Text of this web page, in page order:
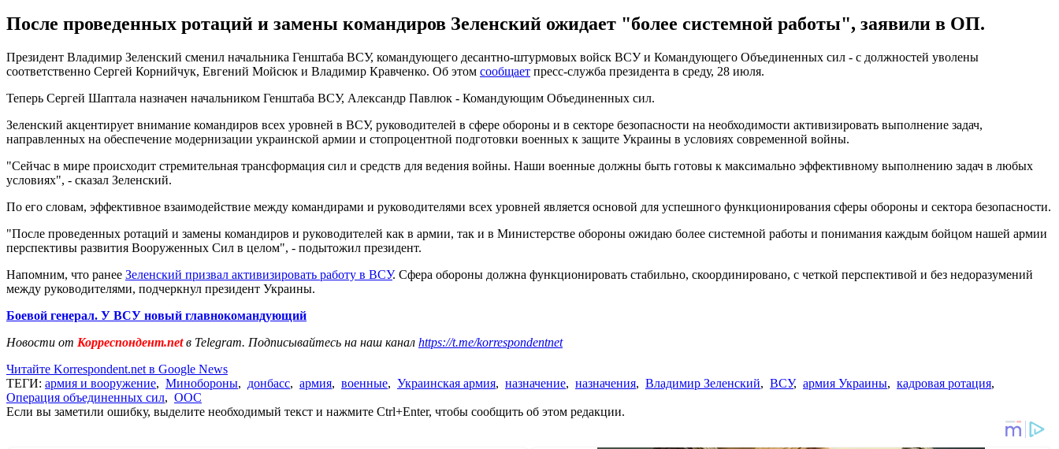
После проведенных ротаций и замены командиров Зеленский ожидает "более системной работы", заявили в ОП.
Президент Владимир Зеленский сменил начальника Генштаба ВСУ, командующего десантно-штурмовых войск ВСУ и Командующего Объединенных сил - с должностей уволены
соответственно Сергей Корнийчук, Евгений Мойсюк и Владимир Кравченко. Об этом сообщает пресс-служба президента в среду, 28 июля.
Теперь Сергей Шаптала назначен начальником Генштаба ВСУ, Александр Павлюк - Командующим Объединенных сил.
Зеленский акцентирует внимание командиров всех уровней в ВСУ, руководителей в сфере обороны и в секторе безопасности на необходимости активизировать выполнение задач,
направленных на обеспечение модернизации украинской армии и стопроцентной подготовки военных к защите Украины в условиях современной войны.
"Сейчас в мире происходит стремительная трансформация сил и средств для ведения войны. Наши военные должны быть готовы к максимально эффективному выполнению задач в любых
условиях", - сказал Зеленский.
По его словам, эффективное взаимодействие между командирами и руководителями всех уровней является основой для успешного функционирования сферы обороны и сектора безопасности.
"После проведенных ротаций и замены командиров и руководителей как в армии, так и в Министерстве обороны ожидаю более системной работы и понимания каждым бойцом нашей армии
перспективы развития Вооруженных Сил в целом", - подытожил президент.
Напомним, что ранее Зеленский призвал активизировать работу в ВСУ. Сфера обороны должна функционировать стабильно, скоординировано, с четкой перспективой и без недоразумений
между руководителями, подчеркнул президент Украины.
Боевой генерал. У ВСУ новый главнокомандующий
Новости от Корреспондент.netв Telegram. Подписывайтесь на наш канал https://t.me/korrespondentnet
Читайте Korrespondent.net в Google News
ТЕГИ: армия и вооружение, Минобороны, донбасс, армия, военные, Украинская армия, назначение, назначения, Владимир Зеленский, ВСУ, армия Украины, кадровая ротация,
Операция объединенных сил, ООС
Если вы заметили ошибку, выделите необходимый текст и нажмите Ctrl+Enter, чтобы сообщить об этом редакции.